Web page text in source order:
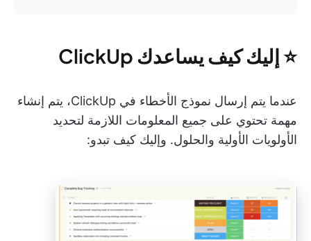
⭐️ إليك كيف يساعدك ClickUp
عندما يتم إرسال نموذج الأخطاء في ClickUp، يتم إنشاء
مهمة تحتوي على جميع المعلومات اللازمة لتحديد
الأولويات الأولية والحلول. وإليك كيف تبدو: